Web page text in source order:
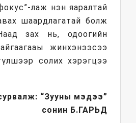
лаж нэн яаралтай
шаардлагатай болж
зах нь, одоогийн
жинхэнээсээ
солих хэрэгцээ
“Зууны мэдээ”
сонин Б.ГАРЬД